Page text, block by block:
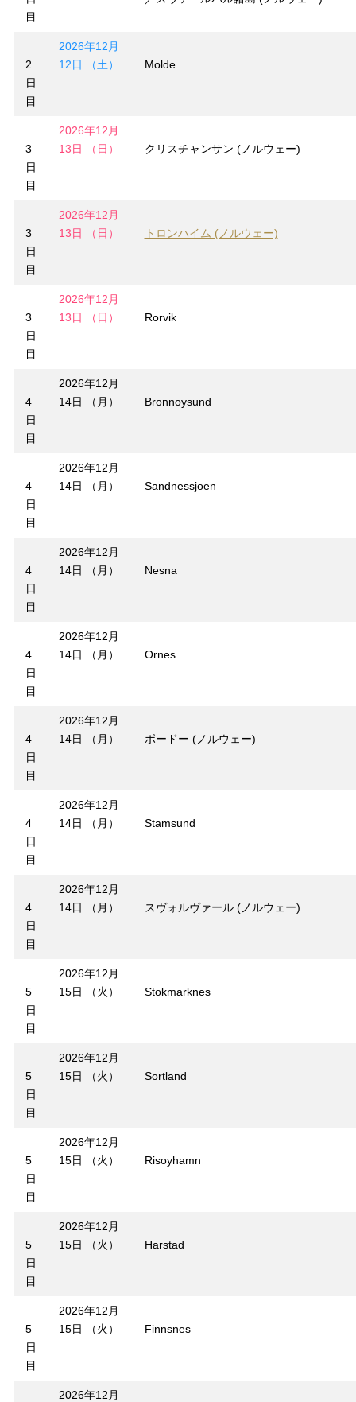
目
2
日
目
2026年12月
12日 （土）
Molde
3
日
目
2026年12月
13日 （日）
クリスチャンサン (ノルウェー)
3
日
目
2026年12月
13日 （日）
トロンハイム (ノルウェー)
3
日
目
2026年12月
13日 （日）
Rorvik
4
日
目
2026年12月
14日 （月）
Bronnoysund
4
日
目
2026年12月
14日 （月）
Sandnessjoen
4
日
目
2026年12月
14日 （月）
Nesna
4
日
目
2026年12月
14日 （月）
Ornes
4
日
目
2026年12月
14日 （月）
ボードー (ノルウェー)
4
日
目
2026年12月
14日 （月）
Stamsund
4
日
目
2026年12月
14日 （月）
スヴォルヴァール (ノルウェー)
5
日
目
2026年12月
15日 （火）
Stokmarknes
5
日
目
2026年12月
15日 （火）
Sortland
5
日
目
2026年12月
15日 （火）
Risoyhamn
5
日
目
2026年12月
15日 （火）
Harstad
5
日
目
2026年12月
15日 （火）
Finnsnes
2026年12月